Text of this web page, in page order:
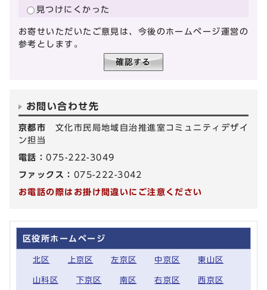
見つけにくかった
お寄せいただいたご意見は、今後のホームページ運営の
参考とします。
お問い合わせ先
京都市 文化市民局地域自治推進室コミュニティデザイ
ン担当
電話：075-222-3049
ファックス： 075-222-3042
お電話の際はお掛け間違いにご注意ください
区役所ホームページ
北区 上京区 左京区 中京区 東山区
山科区 下京区 南区 右京区 西京区